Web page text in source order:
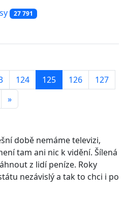
27 791
124 125 126
127
»
době nemáme televizi,
tam ani nic k vidění. Šílená
z lidí peníze. Roky
nezávislý a tak to chci i po